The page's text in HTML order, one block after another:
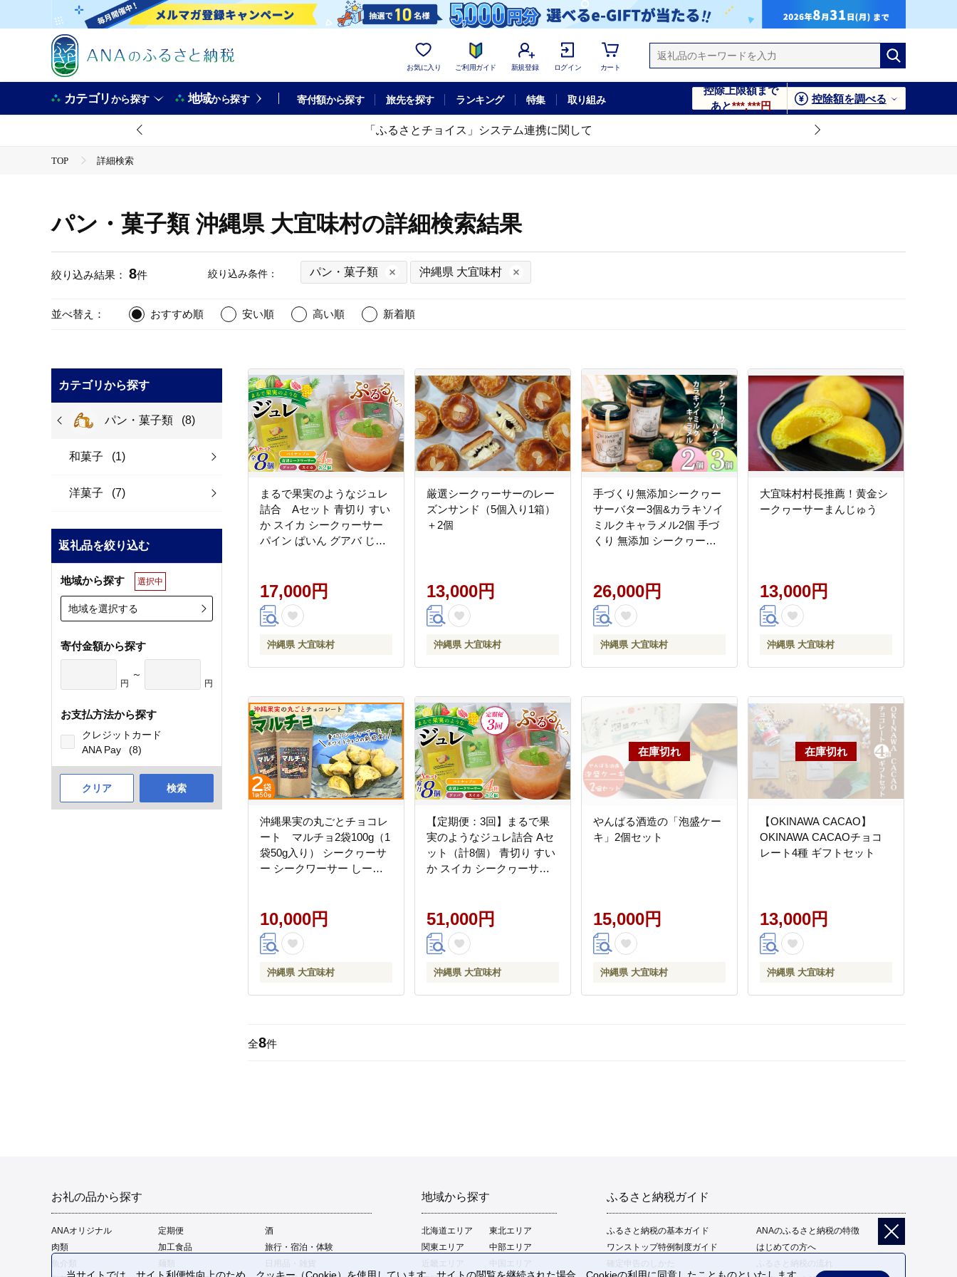
お気に入り ご利用ガイド 新規登録 ログイン カート
カテゴリから探す 地域から探す 寄付額から探す 旅先を探す ランキング 特集 取り組み
控除上限額まで
あと***,***円
控除額を調べる
「ふるさとチョイス」システム連携に関して
TOP 詳細検索
パン・菓子類 沖縄県 大宜味村の詳細検索結果
絞り込み結果： 8件 絞り込み条件： パン・菓子類 沖縄県 大宜味村
並べ替え： おすすめ順 安い順 高い順 新着順
カテゴリから探す
パン・菓子類 (8)
和菓子 (1)
洋菓子 (7)
返礼品を絞り込む
地域から探す 選択中
地域を選択する
寄付金額から探す
円
～
円
お支払方法から探す
クレジットカード
ANA Pay
(8)
クリア 検索
まるで果実のようなジュレ
詰合 Aセット 青切り すい
か スイカ シークヮーサー
パイン ぱいん グアバ じゅ
料 ジュレ 取り寄せ クエン
酸 ノビレチン ビタミンＣ
トロピカル 南国
17,000円
沖縄県 大宜味村
厳選シークヮーサーのレー
ズンサンド（5個入り1箱）
＋2個
13,000円
沖縄県 大宜味村
手づくり無添加シークヮー
サーバター3個&カラキソイ
ミルクキャラメル2個 手づ
くり 無添加 シークヮーサ
縄県産 おすすめ オススメ
お土産 贈り物 プレゼント
取り寄せ 大自然 セット 美
26,000円
沖縄県 大宜味村
大宜味村村長推薦！黄金シ
ークヮーサーまんじゅう
13,000円
沖縄県 大宜味村
沖縄果実の丸ごとチョコレ
ート マルチョ2袋100g（1
袋50g入り） シークヮーサ
ー シークワーサー しーく
か 甘酸っぱい 沖縄 おきな
わ 大宜味 大宜味村 やんば
る 送料無料 県産 ご当地 お
10,000円
沖縄県 大宜味村
【定期便：3回】まるで果
実のようなジュレ詰合 Aセ
ット（計8個） 青切り すい
か スイカ シークヮーサー
ギフト プレゼント 送料無
料 ジュレ 取り寄せ クエン
酸 ノビレチン ビタミンＣ
51,000円
沖縄県 大宜味村
やんばる酒造の「泡盛ケー
キ」2個セット
15,000円
沖縄県 大宜味村
【OKINAWA CACAO】
OKINAWA CACAOチョコ
レート4種 ギフトセット
13,000円
沖縄県 大宜味村
全8件
お礼の品から探す
ANAオリジナル 定期便
酒
肉類
加工食品
旅行・宿泊・体験
地域から探す
北海道エリア
東北エリア
関東エリア
中部エリア
ふるさと納税ガイド
ふるさと納税の基本ガイド
ANAのふるさと納税の特徴
ワンストップ特例制度ガイド
はじめての方へ
ふるさと納税の流れ
当サイトでは、サイト利便性向上のため、クッキー（Cookie）を使用しています。サイトの閲覧を継続された場合、Cookieの利用に同意したことものといたします。